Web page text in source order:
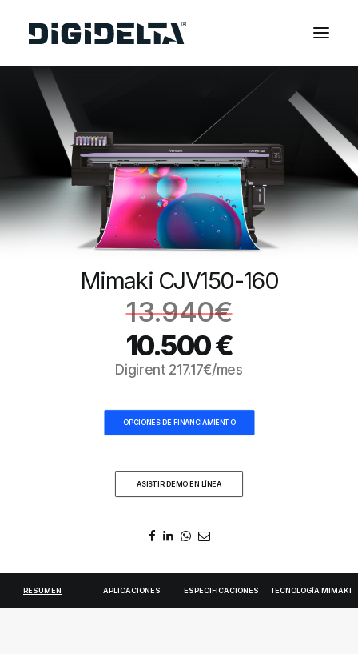
EQUIPOS
APLICACIONES
FINANCIACIÓN
TECNOLOGÍA MIMAKI
CONTACTOS
SOBRE NOSOTROS
MARCAS
DIGIDELTA ACADEMY
Mimaki CJV150-160
13.940€
10.500€
Digirent 217.17€/mes
OPCIONES DE FINANCIAMIENTO
ASISTIR DEMO EN LÍNEA
RESUMEN APLICACIONES ESPECIFICACIONES TECNOLOGÍA MIMAKI